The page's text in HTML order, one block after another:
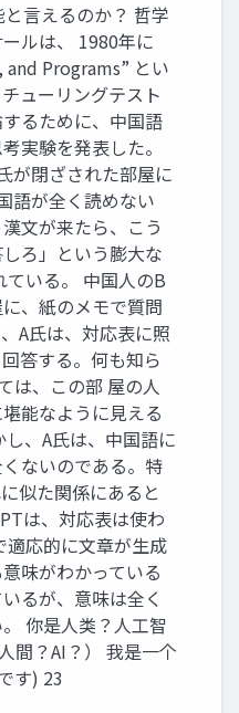
言えるのか？ 哲学
ルは、 1980年に
Programs” とい
ューリングテスト
るために、中国語
実験を発表した。
が閉ざされた部屋に
語が全く読めない
文が来たら、こう
ろ」という膨大な
ている。 中国人のB
、紙のメモで質問
A氏は、対応表に照
答する。何も知ら
は、この部 屋の人
能なように見える
、A氏は、中国語に
ないのである。特
似た関係にあると
は、対応表は使わ
適応的に文章が生成
味がわかっている
るが、意味は全く
你是人类？人工智
間？AI？） 我是一个
す) 23